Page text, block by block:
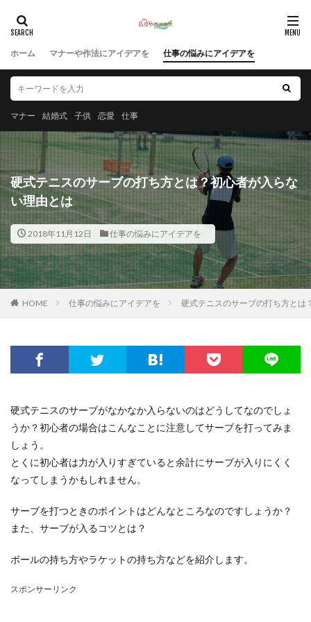
ホーム マナーや作法にアイデアを 仕事の悩みにアイデアを
マナー 結婚式 子供 恋愛 仕事
硬式テニスのサーブの打ち方とは？初心者が入らな
い理由とは
2018年11月12日 仕事の悩みにアイデアを
HOME 仕事の悩みにアイデアを 硬式テニスのサーブの打ち方とは
硬式テニスのサーブがなかなか入らないのはどうしてなのでしょ
うか？初心者の場合はこんなことに注意してサーブを打ってみま
しょう。
とくに初心者は力が入りすぎていると余計にサーブが入りにくく
なってしまうかもしれません。
サーブを打つときのポイントはどんなところなのですしょうか？
また、サーブが入るコツとは？
ボールの持ち方やラケットの持ち方などを紹介します。
スポンサーリンク